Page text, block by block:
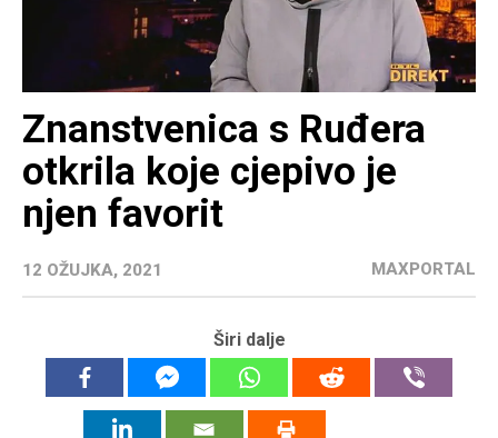
Znanstvenica s Ruđera
otkrila koje cjepivo je
njen favorit
12 OŽUJKA, 2021 MAXPORTAL
Širi dalje